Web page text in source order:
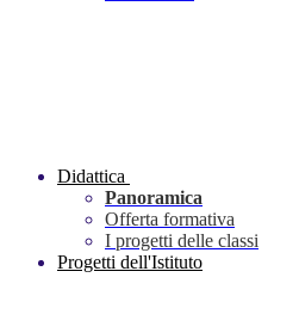
Didattica
Panoramica
Offerta formativa
I progetti delle classi
Progetti dell'Istituto